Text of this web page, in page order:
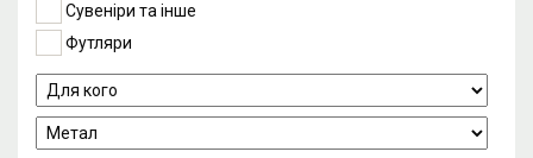
Сувеніри та інше
Футляри